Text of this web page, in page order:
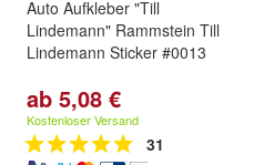
Auto Aufkleber "Till
Lindemann" Rammstein Till
Lindemann Sticker #0013
ab 5,08 €
Kostenloser Versand
31